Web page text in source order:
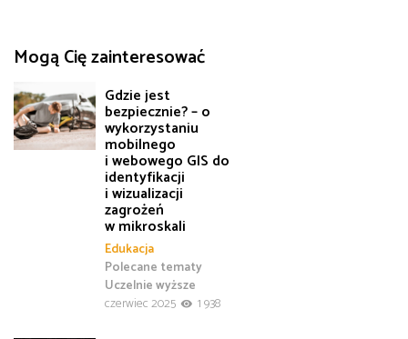
Mogą Cię zainteresować
Gdzie jest
bezpiecznie? – o
wykorzystaniu
mobilnego
i webowego GIS do
identyfikacji
i wizualizacji
zagrożeń
w mikroskali
Edukacja
Polecane tematy
Uczelnie wyższe
czerwiec 2025
1 938